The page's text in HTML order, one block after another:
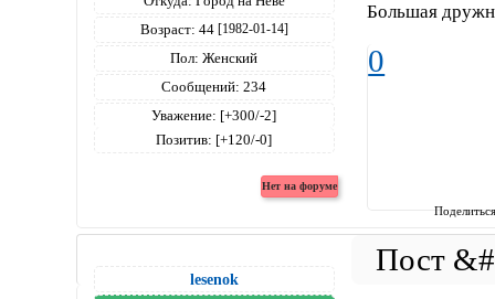
Возраст: 44 [1982-01-14]
Пол: Женский
Сообщений: 234
Уважение: [+300/-2]
Позитив: [+120/-0]
Большая
0
lesenok